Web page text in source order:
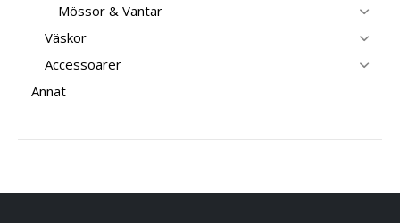
Mössor & Vantar
Väskor
Accessoarer
Annat